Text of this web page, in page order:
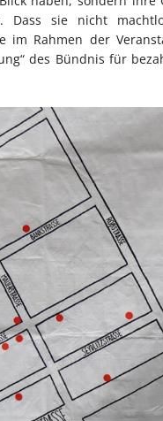
sie nicht
im Rahmen der
des Bündnis für